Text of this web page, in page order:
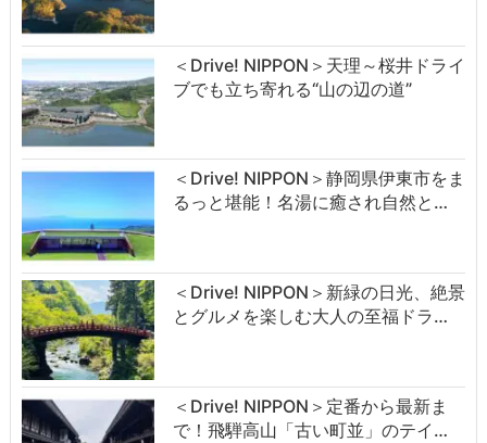
＜Drive! NIPPON＞天理～桜井ドライ
ブでも立ち寄れる“山の辺の道”
＜Drive! NIPPON＞静岡県伊東市をま
るっと堪能！名湯に癒され自然と…
＜Drive! NIPPON＞新緑の日光、絶景
とグルメを楽しむ大人の至福ドラ…
＜Drive! NIPPON＞定番から最新ま
で！飛騨高山「古い町並」のテイ…